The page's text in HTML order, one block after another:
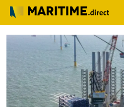
Tag:
offshore-
rederier